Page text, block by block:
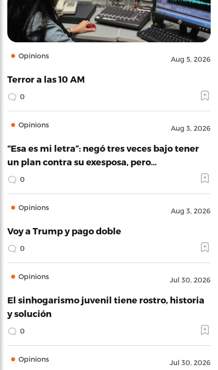
Opinions Aug 5, 2026
Terror a las 10 AM
0
Opinions Aug 3, 2026
“Esa es mi letra”: negó tres veces bajo tener
un plan contra su exesposa, pero…
0
Opinions Aug 3, 2026
Voy a Trump y pago doble
0
Opinions Jul 30, 2026
El sinhogarismo juvenil tiene rostro, historia
y solución
0
Opinions Jul 30, 2026